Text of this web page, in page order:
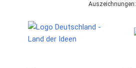
Auszeichnungen: